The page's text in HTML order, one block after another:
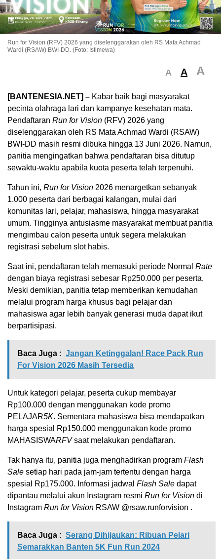
Run for Vision (RFV) 2026 yang diselenggarakan oleh RS Mata Achmad
Wardi (RSAW) BWI-DD. (Foto: Istimewa)
A A A
[BANTENESIA.NET] – Kabar baik bagi masyarakat
pecinta olahraga lari dan kampanye kesehatan mata.
Pendaftaran Run for Vision (RFV) 2026 yang
diselenggarakan oleh RS Mata Achmad Wardi (RSAW)
BWI-DD masih resmi dibuka hingga 13 Juni 2026. Namun,
panitia mengingatkan bahwa pendaftaran bisa ditutup
sewaktu-waktu apabila kuota peserta telah terpenuhi.
Tahun ini, Run for Vision 2026 menargetkan sebanyak
1.000 peserta dari berbagai kalangan, mulai dari
komunitas lari, pelajar, mahasiswa, hingga masyarakat
umum. Tingginya antusiasme masyarakat membuat panitia
mengimbau calon peserta untuk segera melakukan
registrasi sebelum slot habis.
Saat ini, pendaftaran telah memasuki periode Normal Rate
dengan biaya registrasi sebesar Rp250.000 per peserta.
Meski demikian, panitia tetap memberikan kemudahan
melalui program harga khusus bagi pelajar dan
mahasiswa agar lebih banyak generasi muda dapat ikut
berpartisipasi.
Baca Juga : Jangan Ketinggalan! Race Pack Run
For Vision 2026 Masih Tersedia
Untuk kategori pelajar, peserta cukup membayar
Rp100.000 dengan menggunakan kode promo
PELAJAR5K. Sementara mahasiswa bisa mendapatkan
harga spesial Rp150.000 menggunakan kode promo
MAHASISWARFVsaat melakukan pendaftaran.
Tak hanya itu, panitia juga menghadirkan program Flash
Sale setiap hari pada jam-jam tertentu dengan harga
spesial Rp175.000. Informasi jadwal Flash Sale dapat
dipantau melalui akun Instagram resmi Run for Vision di
Instagram Run for Vision RSAW @rsaw.runforvision .
Baca Juga : Serang Dihijaukan: Ribuan Pelari
Semarakkan Banten 5K Fun Run 2024